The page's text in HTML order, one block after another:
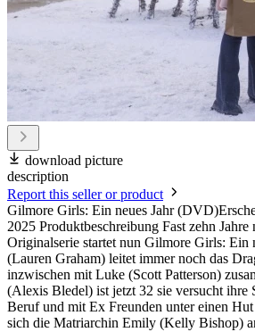
download picture
description
Report this seller or product
Gilmore Girls: Ein neues Jahr
2025 Produktbeschreibung Fast zehn Jahre
Originalserie startet nun Gilmore Girls: Ein
(Lauren Graham) leitet immer noch das
inzwischen mit Luke (Scott Patterson)
(Alexis Bledel) ist jetzt 32 sie versucht ihre
Beruf und mit Ex Freunden unter einen
sich die Matriarchin Emily (Kelly Bishop)